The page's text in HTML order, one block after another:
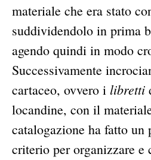
materiale che era stato
suddividendolo in prima
agendo quindi in modo
Successivamente
cartaceo, ovvero i libretti
locandine, con il
catalogazione ha fatto un
criterio per organizzare e